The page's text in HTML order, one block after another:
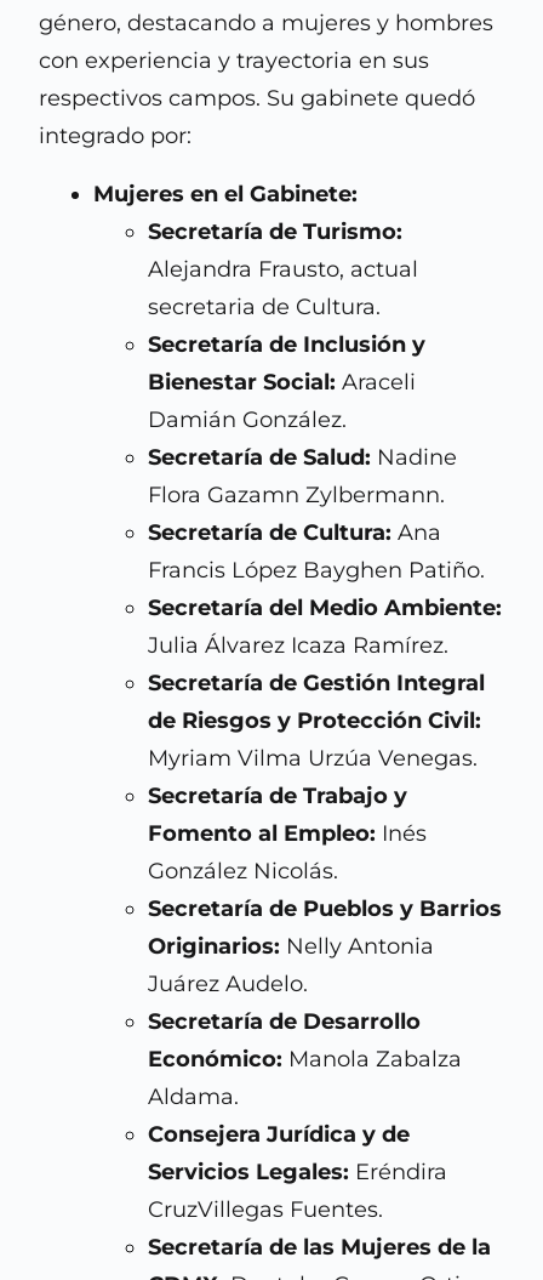
género, destacando a mujeres y hombres
con experiencia y trayectoria en sus
respectivos campos. Su gabinete quedó
integrado por:
Mujeres en el Gabinete:
Secretaría de Turismo:
Alejandra Frausto, actual
secretaria de Cultura.
Secretaría de Inclusión y
Bienestar Social: Araceli
Damián González.
Secretaría de Salud: Nadine
Flora Gazamn Zylbermann.
Secretaría de Cultura: Ana
Francis López Bayghen Patiño.
Secretaría del Medio Ambiente:
Julia Álvarez Icaza Ramírez.
Secretaría de Gestión Integral
de Riesgos y Protección Civil:
Myriam Vilma Urzúa Venegas.
Secretaría de Trabajo y
Fomento al Empleo: Inés
González Nicolás.
Secretaría de Pueblos y Barrios
Originarios: Nelly Antonia
Juárez Audelo.
Secretaría de Desarrollo
Económico: Manola Zabalza
Aldama.
Consejera Jurídica y de
Servicios Legales: Eréndira
CruzVillegas Fuentes.
Secretaría de las Mujeres de la